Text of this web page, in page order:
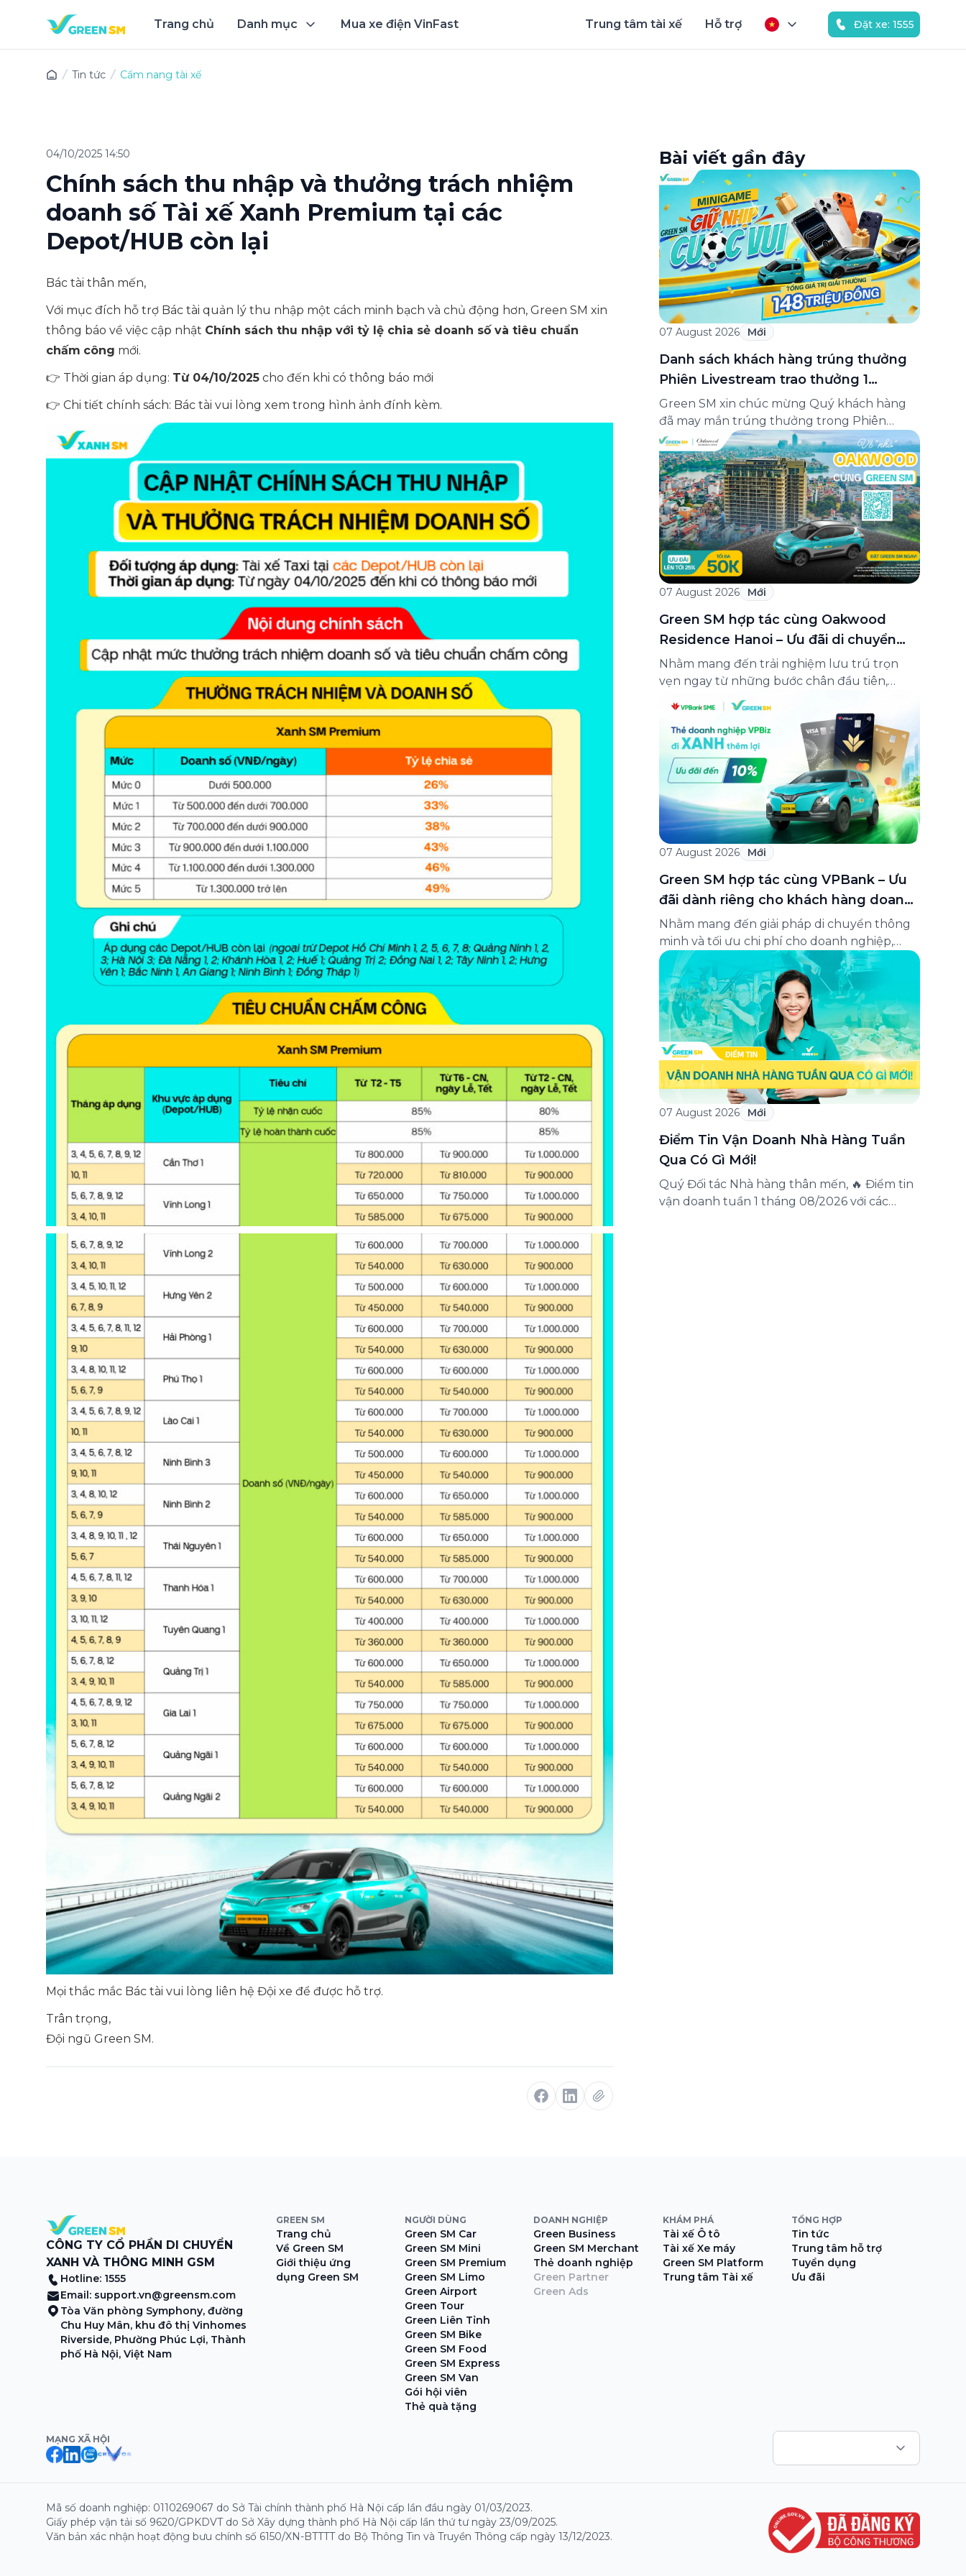
Trang chủ Danh mục Mua xe điện VinFast Trung tâm tài xế Hỗ trợ Đặt xe: 1555
Tin tức Cẩm nang tài xế
04/10/2025 14:50
Chính sách thu nhập và thưởng trách nhiệm
doanh số Tài xế Xanh Premium tại các
Depot/HUB còn lại
Bác tài thân mến,
Với mục đích hỗ trợ Bác tài quản lý thu nhập một cách minh bạch và chủ động hơn, Green SM xin
thông báo về việc cập nhật Chính sách thu nhập với tỷ lệ chia sẻ doanh số và tiêu chuẩn
chấm công mới.
👉 Thời gian áp dụng: Từ 04/10/2025 cho đến khi có thông báo mới
👉 Chi tiết chính sách: Bác tài vui lòng xem trong hình ảnh đính kèm.
Mọi thắc mắc Bác tài vui lòng liên hệ Đội xe để được hỗ trợ.
Trân trọng,
Đội ngũ Green SM.
Bài viết gần đây
07 August 2026 Mới
Danh sách khách hàng trúng thưởng
Phiên Livestream trao thưởng 1
Minigame “Giữ nhịp cuộc vui”
Green SM xin chúc mừng Quý khách hàng
đã may mắn trúng thưởng trong Phiên
Livestream trao thưởng 1 của Minigame “Giữ
nhịp cuộc vui”, được phát sóng trực tiếp trên
Fanpage và TikTok Green SM từ 20:00 –
21:00 ngày 04/08/2026. Phiên livestream đã
diễn ra công khai với sự theo dõi của đông […]
07 August 2026 Mới
Green SM hợp tác cùng Oakwood
Residence Hanoi – Ưu đãi di chuyển
lên đến 25%
Nhằm mang đến trải nghiệm lưu trú trọn
vẹn ngay từ những bước chân đầu tiên,
Green SM chính thức hợp tác cùng
Oakwood Residence Hanoi triển khai chương
trình ưu đãi di chuyển dành riêng cho khách
hàng có điểm đi hoặc điểm đến tại khu căn
hộ dịch vụ này. Tọa lạc trong […]
07 August 2026 Mới
Green SM hợp tác cùng VPBank – Ưu
đãi dành riêng cho khách hàng doanh
nghiệp Green Business
Nhằm mang đến giải pháp di chuyển thông
minh và tối ưu chi phí cho doanh nghiệp,
Green SM chính thức hợp tác cùng VPBank
triển khai chương trình ưu đãi dành riêng
cho khách hàng đăng ký thẻ Doanh nghiệp
Green Business. Thông qua chương trình,
doanh nghiệp có thể tận hưởng nhiều ưu […]
07 August 2026 Mới
Điểm Tin Vận Doanh Nhà Hàng Tuần
Qua Có Gì Mới!
Quý Đối tác Nhà hàng thân mến, 🔥 Điểm tin
vận doanh tuần 1 tháng 08/2026 với các
CÔNG TY CỔ PHẦN DI CHUYỂN
XANH VÀ THÔNG MINH GSM
Hotline: 1555
Email: support.vn@greensm.com
Tòa Văn phòng Symphony, đường
Chu Huy Mân, khu đô thị Vinhomes
Riverside, Phường Phúc Lợi, Thành
phố Hà Nội, Việt Nam
GREEN SM
Trang chủ
Về Green SM
Giới thiệu ứng
dụng Green SM
NGƯỜI DÙNG
Green SM Car
Green SM Mini
Green SM Premium
Green SM Limo
Green Airport
Green Tour
Green Liên Tỉnh
Green SM Bike
Green SM Food
Green SM Express
Green SM Van
Gói hội viên
Thẻ quà tặng
DOANH NGHIỆP
Green Business
Green SM Merchant
Thẻ doanh nghiệp
Green Partner
Green Ads
KHÁM PHÁ
Tài xế Ô tô
Tài xế Xe máy
Green SM Platform
Trung tâm Tài xế
TỔNG HỢP
Tin tức
Trung tâm hỗ trợ
Tuyển dụng
Ưu đãi
MẠNG XÃ HỘI
Mã số doanh nghiệp: 0110269067 do Sở Tài chính thành phố Hà Nội cấp lần đầu ngày 01/03/2023.
Giấy phép vận tải số 9620/GPKDVT do Sở Xây dựng thành phố Hà Nội cấp lần thứ tư ngày 23/09/2025.
Văn bản xác nhận hoạt động bưu chính số 6150/XN-BTTTT do Bộ Thông Tin và Truyền Thông cấp ngày 13/12/2023.